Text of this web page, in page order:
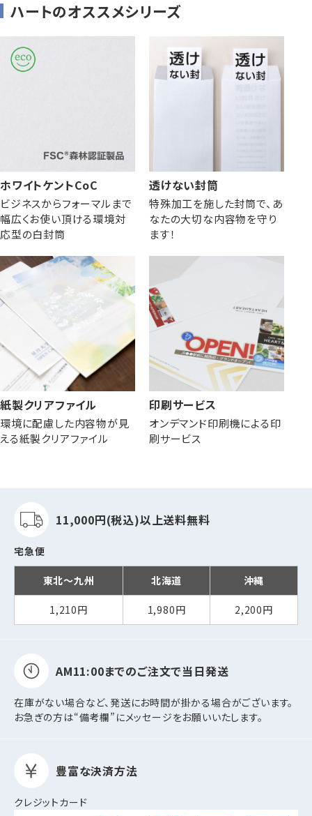
ハートのオススメシリーズ
ホワイトケントCoC
ビジネスからフォーマルまで
幅広くお使い頂ける環境対
応型の白封筒
透けない封筒
特殊加工を施した封筒で、あ
なたの大切な内容物を守り
ます！
紙製クリアファイル
環境に配慮した内容物が見
える紙製クリアファイル
印刷サービス
オンデマンド印刷機による印
刷サービス
11,000円(税込)以上送料無料
宅急便
東北～九州 北海道 沖縄
1,210円 1,980円 2,200円
AM11:00までのご注文で当日発送
在庫がない場合など、発送にお時間が掛かる場合がございます。
お急ぎの方は“備考欄”にメッセージをお願いいたします。
豊富な決済方法
クレジットカード